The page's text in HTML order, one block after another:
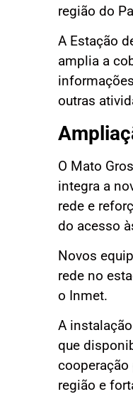
região do
A Estação
amplia a
outras
O Mato
integra a
rede e
do acesso
Novos
rede no
o Inmet.
A
que
região e